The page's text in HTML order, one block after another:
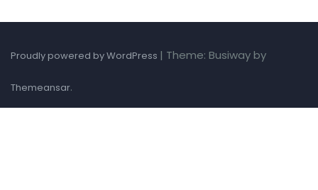
Proudly powered by WordPress | Theme: Busiway by
Themeansar.